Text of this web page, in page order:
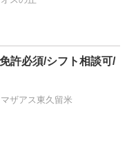
許必須/シフト相談可/
ザアス東久留米